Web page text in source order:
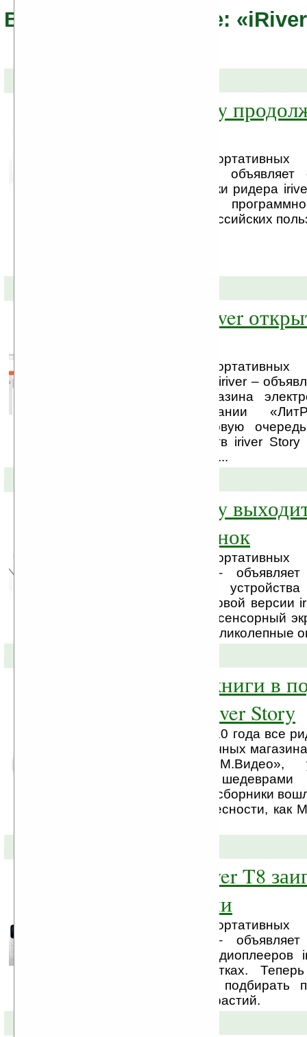
Все новости по теме:
iriver Cover Story
Производитель
устройств – iriver – объявляет
официальной прошивки ридера
версии 1.13. Новое
предназначено для российских
Для ридеров iriver
Производитель
устройств – компания iriver –
авторизованного магазина
базе сайта компании
предназначен, в первую
обладателей устройств iriver
Story с модулем Wi-Fi, ...
iriver Cover Story
российский рынок
Производитель
устройств – iriver –
российский рынок
электронных книг базовой версии
Удобный 6-дюймовый сенсорный
Cover Story подарит великолепные
Классические книги в
покупателям iriver Story
Начиная с августа 2010 года все
продаваемые в розничных
ЦИФРОВОЙ» и «М.Видео»,
компакт-дисками с шедеврами
прозаиков и поэтов. В сборники
таких «столпов» словесности, как
Аудиоплеер iriver T8
новыми цветами
Производитель
устройств – iriver –
российский рынок
новых ярких расцветках.
пользователи смогут
своих цветовых пристрастий.